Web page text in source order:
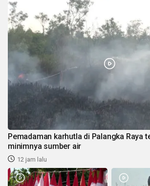
Pemadaman karhutla di Palangka Raya
minimnya sumber air
12 jam lalu